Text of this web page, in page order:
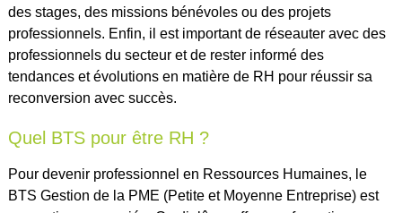
des stages, des missions bénévoles ou des projets
professionnels. Enfin, il est important de réseauter avec des
professionnels du secteur et de rester informé des
tendances et évolutions en matière de RH pour réussir sa
reconversion avec succès.
Quel BTS pour être RH ?
Pour devenir professionnel en Ressources Humaines, le
BTS Gestion de la PME (Petite et Moyenne Entreprise) est